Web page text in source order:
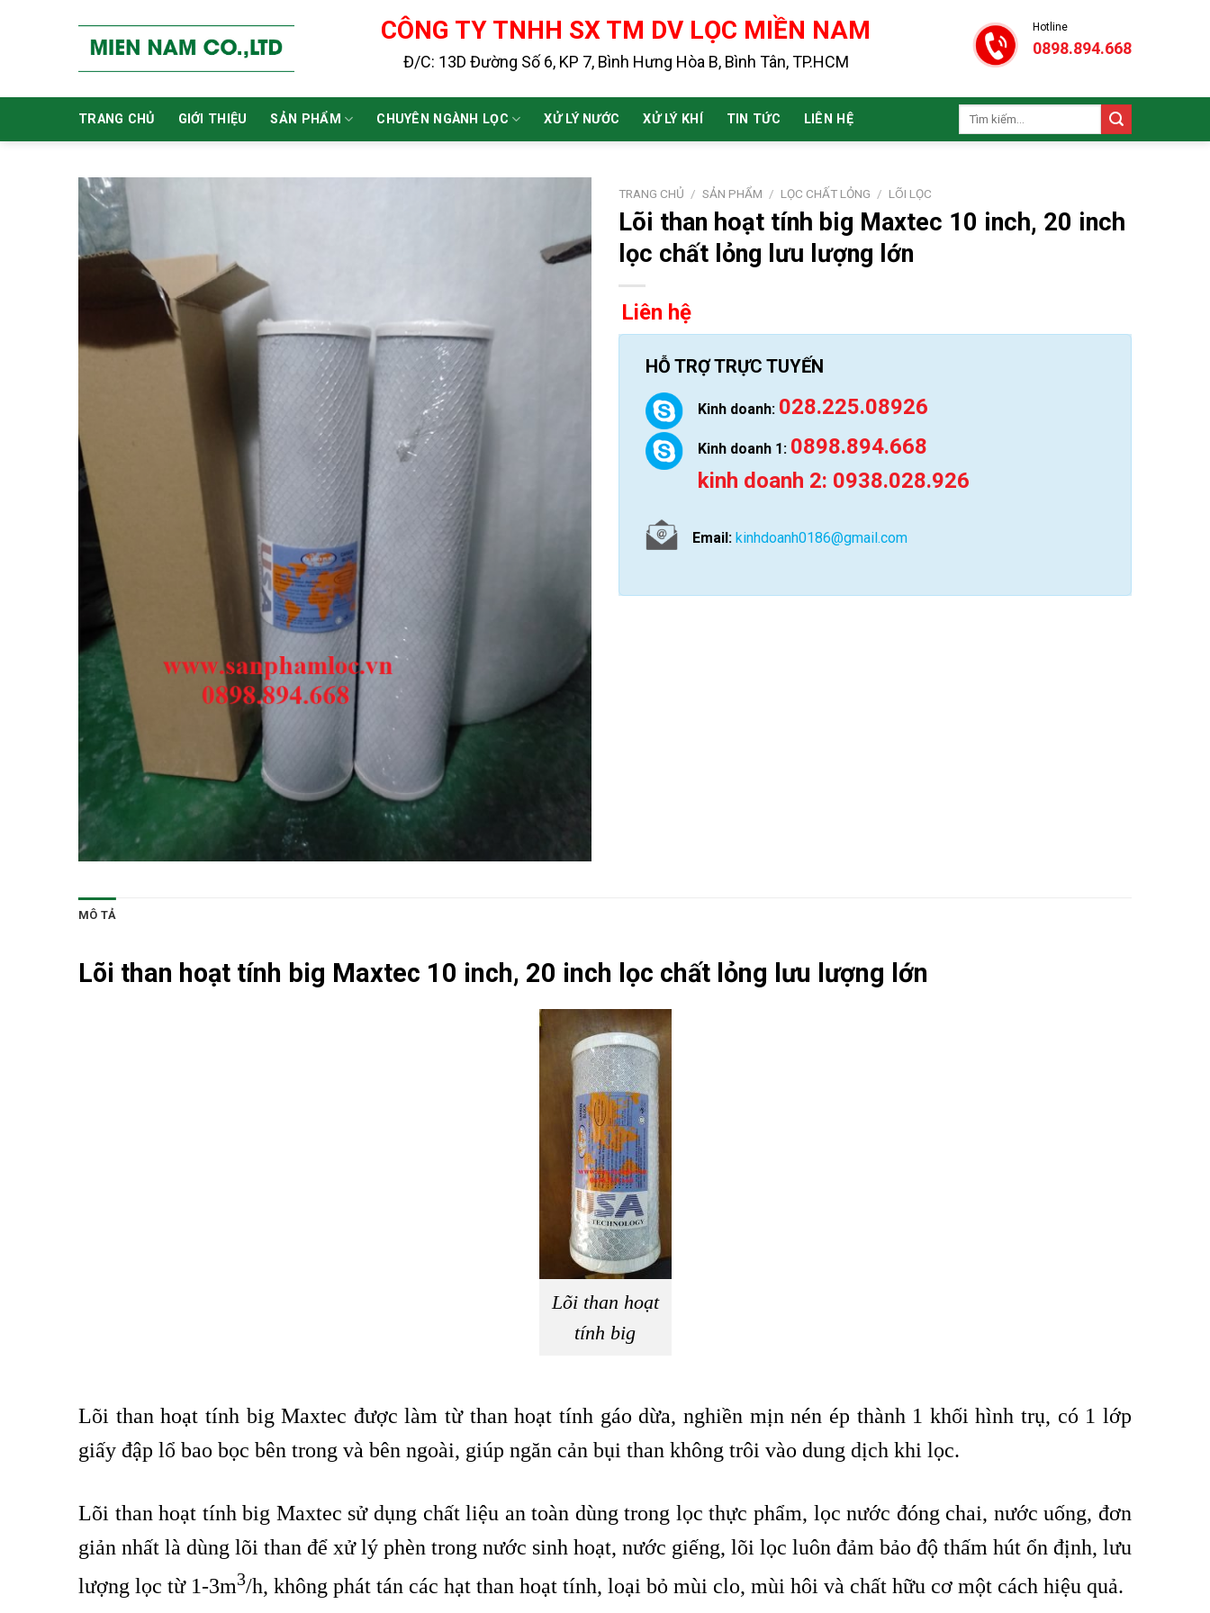
CÔNG TY TNHH SX TM DV LỌC MIỀN NAM
Đ/C: 13D Đường Số 6, KP 7, Bình Hưng Hòa B, Bình Tân, TP.HCM
Hotline
0898.894.668
TRANG CHỦ GIỚI THIỆU SẢN PHẨM CHUYÊN NGÀNH LỌC XỬ LÝ NƯỚC XỬ LÝ KHÍ TIN TỨC LIÊN HỆ
Tìm
TRANG CHỦ / SẢN PHẨM / LỌC CHẤT LỎNG / LÕI LỌC
Lõi than hoạt tính big Maxtec 10 inch, 20 inch
lọc chất lỏng lưu lượng lớn
Liên hệ
HỖ TRỢ TRỰC TUYẾN
Kinh doanh: 028.225.08926
Kinh doanh 1: 0898.894.668
kinh doanh 2: 0938.028.926
Email: kinhdoanh0186@gmail.com
MÔ TẢ
Lõi than hoạt tính big Maxtec 10 inch, 20 inch lọc chất lỏng lưu lượng lớn
Lõi than hoạt
tính big
Lõi than hoạt tính big Maxtec được làm từ than hoạt tính gáo dừa, nghiền mịn nén ép thành 1 khối hình trụ, có 1 lớp
giấy đập lổ bao bọc bên trong và bên ngoài, giúp ngăn cản bụi than không trôi vào dung dịch khi lọc.
Lõi than hoạt tính big Maxtec sử dụng chất liệu an toàn dùng trong lọc thực phẩm, lọc nước đóng chai, nước uống, đơn
giản nhất là dùng lõi than để xử lý phèn trong nước sinh hoạt, nước giếng, lõi lọc luôn đảm bảo độ thấm hút ổn định, lưu
lượng lọc từ 1-3m3/h, không phát tán các hạt than hoạt tính, loại bỏ mùi clo, mùi hôi và chất hữu cơ một cách hiệu quả.